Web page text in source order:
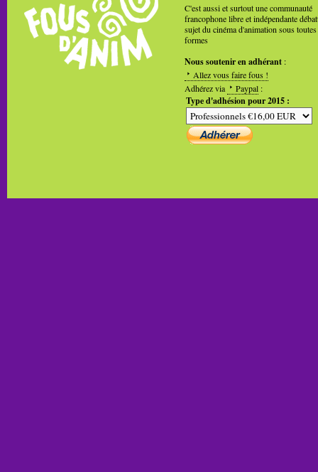
C'est aussi et surtout une communauté
francophone libre et indépendante
sujet du cinéma d'animation sous toutes
formes
Nous soutenir en adhérant :
Allez vous faire fous !
Adhérez via
Paypal :
Type d'adhésion pour 2015 :